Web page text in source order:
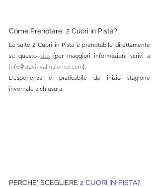
Come Prenotare  2 Cuori in Pista?
La suite 2 Cuori in Pista è prenotabile direttamente
su questo sito
info@stayinvalmalenco.com).
L'esperienza è praticabile da inizio stagione
invernale a chiusura.
PERCHE' SCEGLIERE 2 CUORI IN PISTA?